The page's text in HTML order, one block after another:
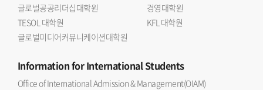
글로벌공공리더십대학원
경영대학원
TESOL 대학원
KFL 대학원
글로벌미디어커뮤니케이션대학원
Informationfor International Students
Office of International Admission & Management(OIAM)